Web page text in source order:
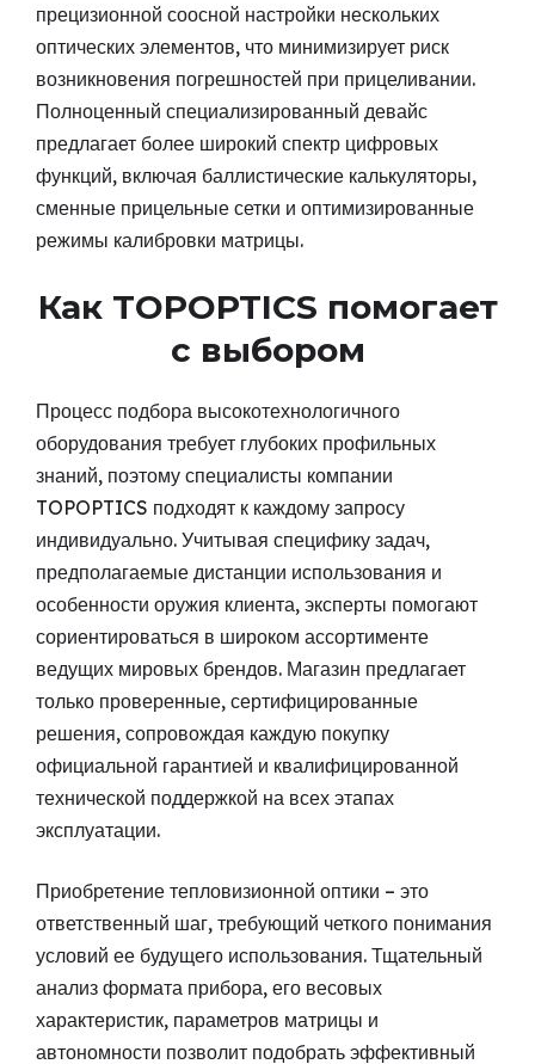
прецизионной соосной настройки нескольких
оптических элементов, что минимизирует риск
возникновения погрешностей при прицеливании.
Полноценный специализированный девайс
предлагает более широкий спектр цифровых
функций, включая баллистические калькуляторы,
сменные прицельные сетки и оптимизированные
режимы калибровки матрицы.
Как TOPOPTICS помогает
с выбором
Процесс подбора высокотехнологичного
оборудования требует глубоких профильных
знаний, поэтому специалисты компании
TOPOPTICS подходят к каждому запросу
индивидуально. Учитывая специфику задач,
предполагаемые дистанции использования и
особенности оружия клиента, эксперты помогают
сориентироваться в широком ассортименте
ведущих мировых брендов. Магазин предлагает
только проверенные, сертифицированные
решения, сопровождая каждую покупку
официальной гарантией и квалифицированной
технической поддержкой на всех этапах
эксплуатации.
Приобретение тепловизионной оптики – это
ответственный шаг, требующий четкого понимания
условий ее будущего использования. Тщательный
анализ формата прибора, его весовых
характеристик, параметров матрицы и
автономности позволит подобрать эффективный